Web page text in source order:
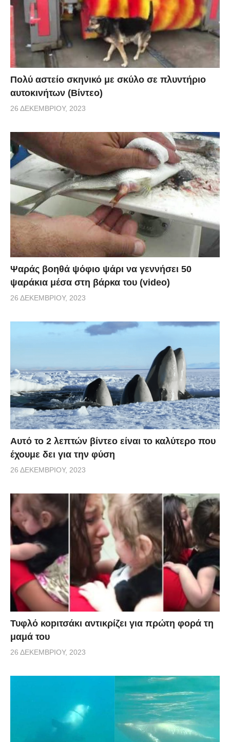
Πολύ αστείο σκηνικό με σκύλο σε πλυντήριο
αυτοκινήτων (Βίντεο)
26 ΔΕΚΕΜΒΡΊΟΥ, 2023
Ψαράς βοηθά ψόφιο ψάρι να γεννήσει 50
ψαράκια μέσα στη βάρκα του (video)
26 ΔΕΚΕΜΒΡΊΟΥ, 2023
Αυτό το 2 λεπτών βίντεο είναι το καλύτερο που
έχουμε δει για την φύση
26 ΔΕΚΕΜΒΡΊΟΥ, 2023
Τυφλό κοpιτσάκι αντικρίζει για πρώτη φορά τη
μαμά του
26 ΔΕΚΕΜΒΡΊΟΥ, 2023